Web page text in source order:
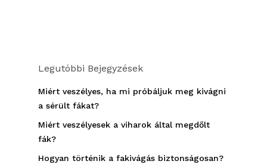
Legutóbbi Bejegyzések
Miért veszélyes, ha mi próbáljuk meg kivágni
a sérült fákat?
Miért veszélyesek a viharok által megdőlt
fák?
Hogyan történik a fakivágás biztonságosan?